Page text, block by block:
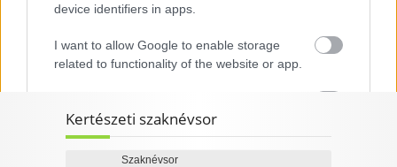
device identifiers in apps.
I want to allow Google to enable storage
related to functionality of the website or app.
related to personalization.
I want to allow Google to enable storage
Kertészeti szaknévsor
Szaknévsor